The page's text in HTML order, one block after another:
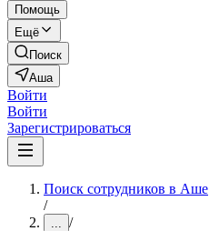
Помощь
Ещё
Поиск
Аша
Войти
Войти
Зарегистрироваться
Поиск сотрудников в Аше
/
... /